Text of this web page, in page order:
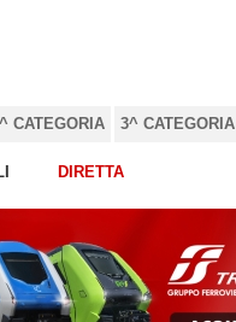
CATEGORIA 3^ CATEGORIA
DIRETTA